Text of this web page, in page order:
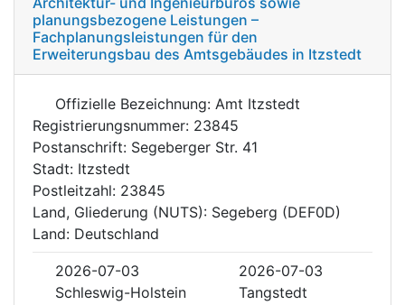
planungsbezogene Leistungen –
Fachplanungsleistungen für den
Erweiterungsbau des Amtsgebäudes in Itzstedt
Offizielle Bezeichnung: Amt Itzstedt
Registrierungsnummer: 23845
Postanschrift: Segeberger Str. 41
Stadt: Itzstedt
Postleitzahl: 23845
Land, Gliederung (NUTS): Segeberg (DEF0D)
Land: Deutschland
2026-07-03
2026-07-03
Schleswig-Holstein
Tangstedt